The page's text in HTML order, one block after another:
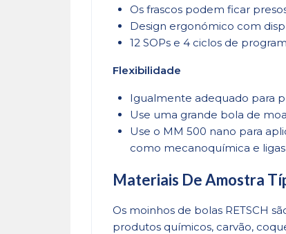
Os frascos podem ficar
Design ergonómico com
12 SOPs e 4 ciclos de
Flexibilidade
Igualmente adequado para
Use uma grande bola de
Use o MM 500 nano para
como mecanoquímica e
Materiais De Amostra
Os moinhos de bolas RETSCH
produtos químicos, carvão,